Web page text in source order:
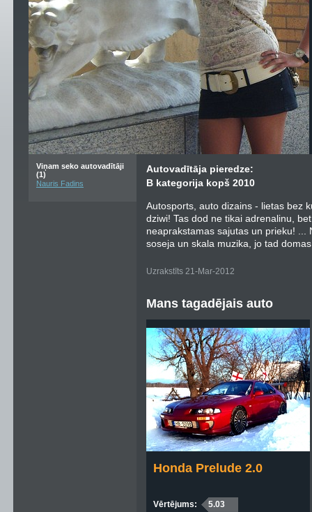
Viņam seko autovadītāji
(1)
Nauris Fadins
Autovadītāja pieredze:
B kategorija kopš 2010
Autosports, auto dizains - lietas bez
dziwi! Tas dod ne tikai adrenalinu,
neaprakstamas sajutas un prieku! ...
soseja un skala muzika, jo tad
Uzrakstīts 21-Mar-2012
Mans tagadējais auto
Honda Prelude 2.0
Vērtējums: 5.03